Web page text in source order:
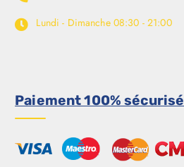
Lundi - Dimanche 08:30 - 21:00
Paiement 100% sécurisé